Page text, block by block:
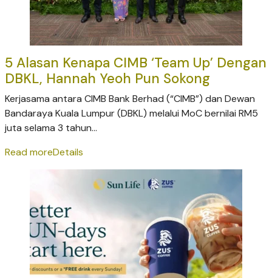
5 Alasan Kenapa CIMB ‘Team Up’ Dengan
DBKL, Hannah Yeoh Pun Sokong
Kerjasama antara CIMB Bank Berhad (“CIMB”) dan Dewan
Bandaraya Kuala Lumpur (DBKL) melalui MoC bernilai RM5
juta selama 3 tahun...
Read moreDetails